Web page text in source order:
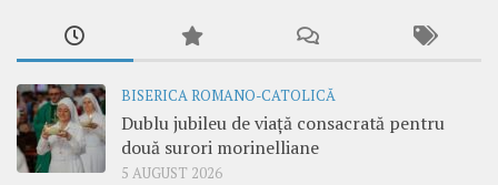
BISERICA ROMANO-CATOLICĂ
Dublu jubileu de viață consacrată pentru
două surori morinelliane
5 AUGUST 2026